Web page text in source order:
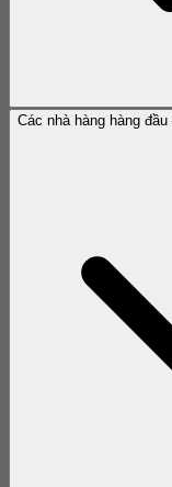
Các nhà hàng hàng